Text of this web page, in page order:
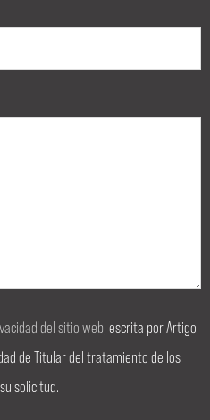
del sitio web, escrita por Artigo
de Titular del tratamiento de los
solicitud.